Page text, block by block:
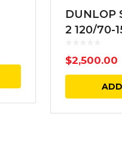
DUNLOP
2 120/70-
$2,500.00